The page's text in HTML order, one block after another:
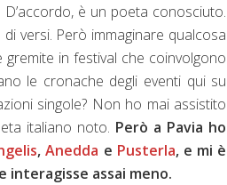
è un poeta conosciuto.
versi. Però immaginare qualcosa
in festival che coinvolgono
le cronache degli eventi qui su
singole? Non ho mai assistito
italiano noto. Però a Pavia ho
,Anedda e Pusterla, e mi è
interagisse assai meno.